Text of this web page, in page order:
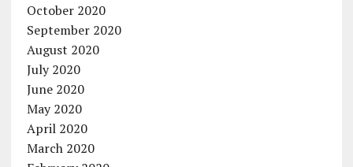
October 2020
September 2020
August 2020
July 2020
June 2020
May 2020
April 2020
March 2020